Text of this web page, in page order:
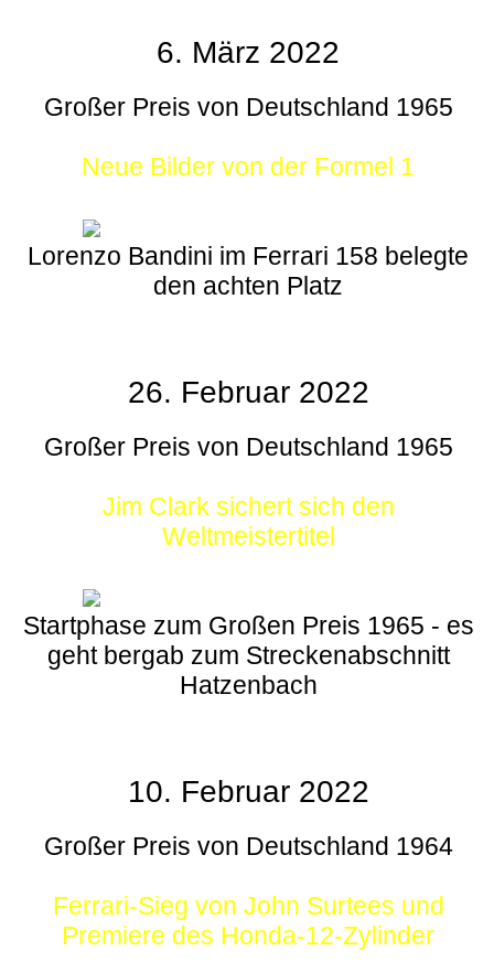
6. März 2022
Großer Preis von Deutschland 1965
Neue Bilder von der Formel 1
Lorenzo Bandini im Ferrari 158 belegte
den achten Platz
26. Februar 2022
Großer Preis von Deutschland 1965
Jim Clark sichert sich den
Weltmeistertitel
Startphase zum Großen Preis 1965 - es
geht bergab zum Streckenabschnitt
Hatzenbach
10. Februar 2022
Großer Preis von Deutschland 1964
Ferrari-Sieg von John Surtees und
Premiere des Honda-12-Zylinder